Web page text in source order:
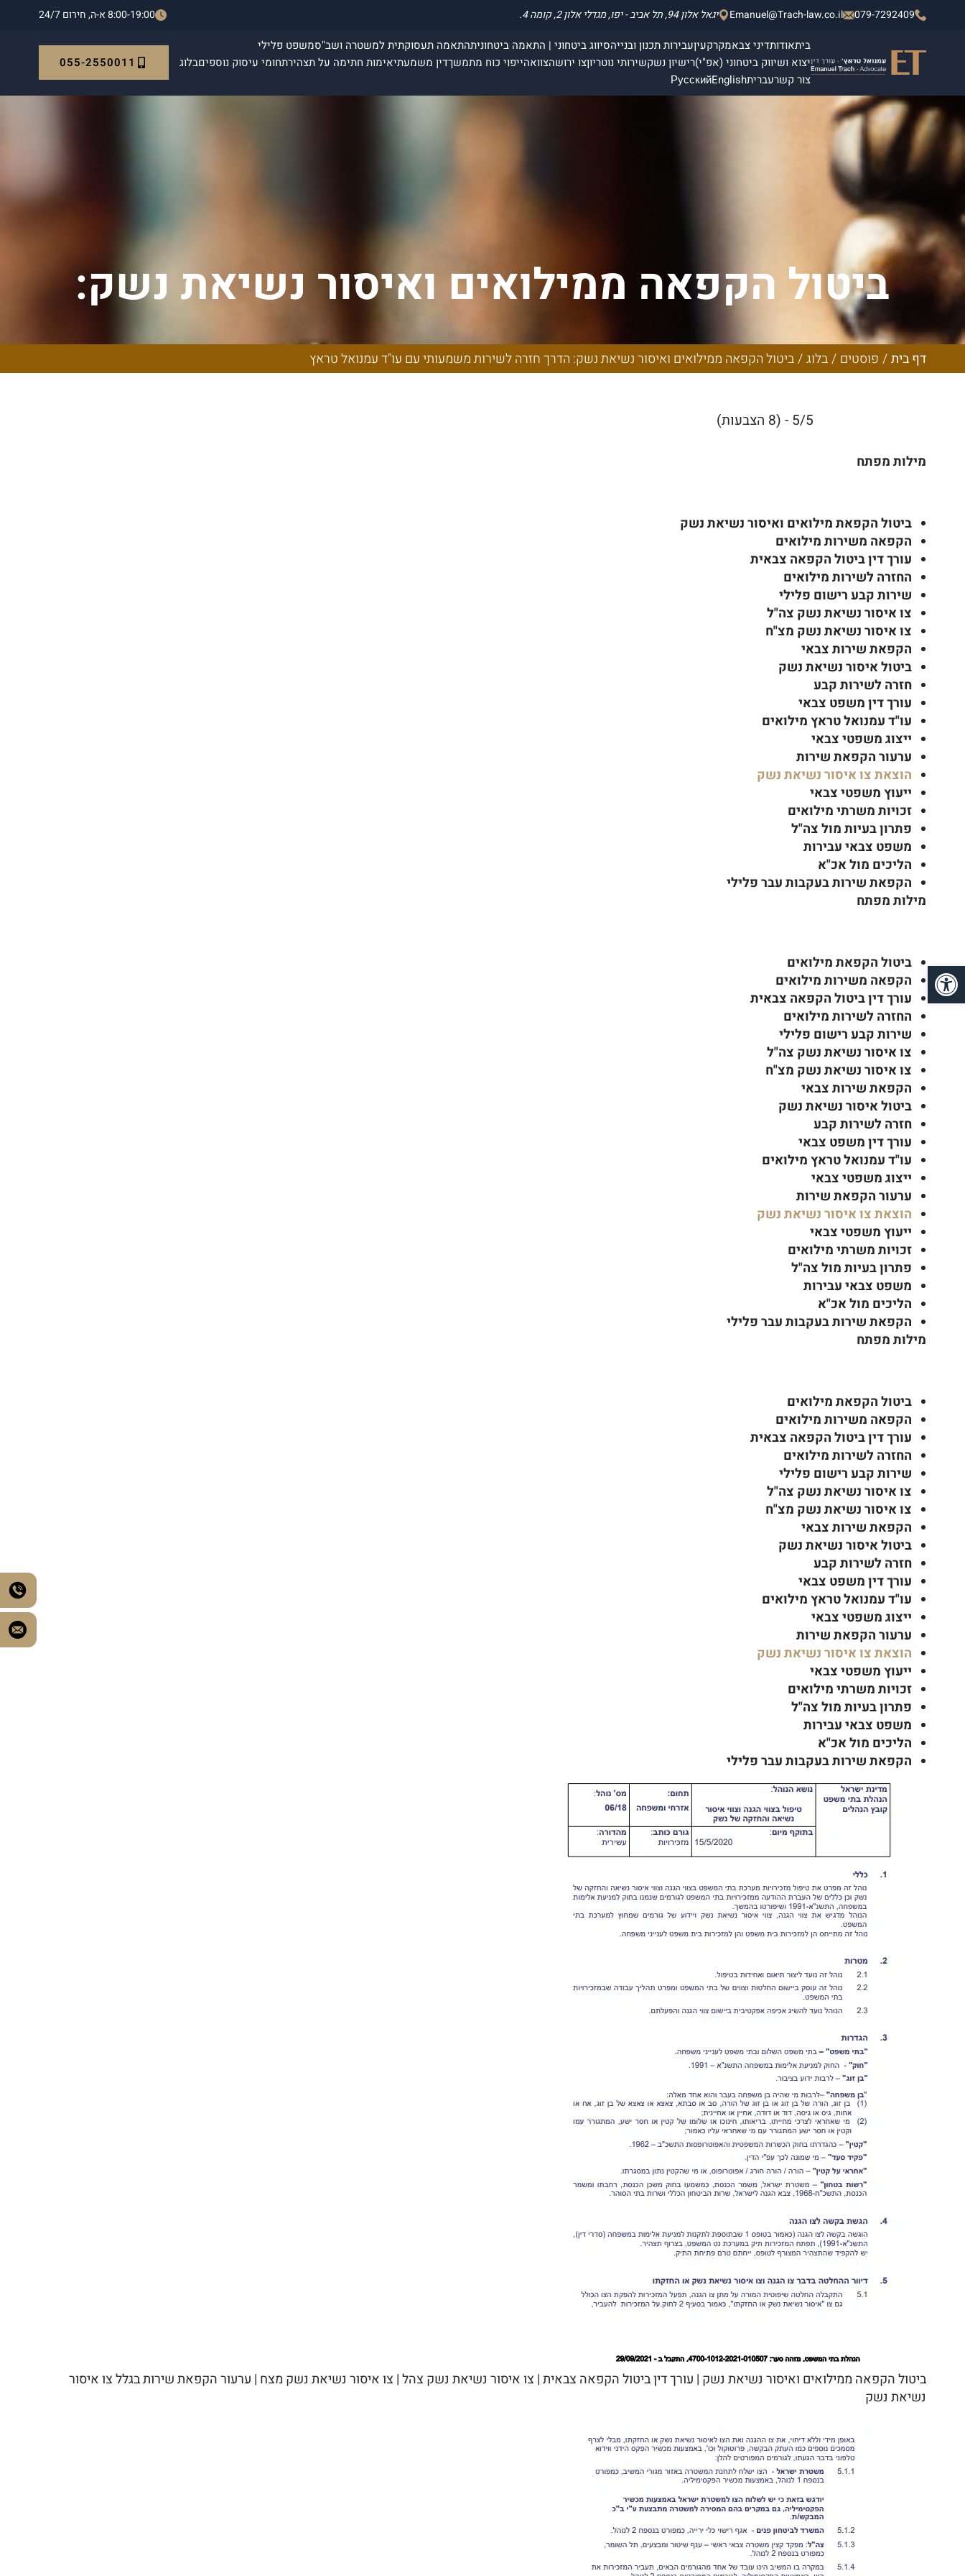
079-7292409
Emanuel@Trach-law.co.il יגאל אלון 94, תל אביב - יפו, מגדלי אלון 2, קומה 4. 8:00-19:00 א-ה, חירום 24/7
ביתאודותדיני צבאמקרקעיןעבירות תכנון ובנייהסיווג ביטחוני | התאמה ביטחוניתהתאמה תעסוקתית למשטרה ושב"סמשפט פלילי
יצוא ושיווק ביטחוני (אפ"י)רישיון נשקשירותי נוטריוןצו ירושהצוואהייפוי כוח מתמשךדין משמעתיאימות חתימה על תצהירתחומי עיסוק נוספיםבלוג
צור קשרעבריתEnglish
Русский
055-2550011
ביטול הקפאה ממילואים ואיסור נשיאת נשק:
הדרך חזרה לשירות משמעותי עם עו"ד עמנואל
טראץ דף בית/ פוסטים /בלוג/ביטול הקפאה ממילואים ואיסור נשיאת נשק: הדרך חזרה לשירות משמעותי עם עו"ד עמנואל טראץ
5/5 - (8 הצבעות)
מילות מפתח
ביטול הקפאת מילואים ואיסור נשיאת נשק
הקפאה משירות מילואים
עורך דין ביטול הקפאה צבאית
החזרה לשירות מילואים
שירות קבע רישום פלילי
צו איסור נשיאת נשק צה"ל
צו איסור נשיאת נשק מצ"ח
הקפאת שירות צבאי
ביטול איסור נשיאת נשק
חזרה לשירות קבע
עורך דין משפט צבאי
עו"ד עמנואל טראץ מילואים
ייצוג משפטי צבאי
ערעור הקפאת שירות
הוצאת צו איסור נשיאת נשק
ייעוץ משפטי צבאי
זכויות משרתי מילואים
פתרון בעיות מול צה"ל
משפט צבאי עבירות
הליכים מול אכ"א
הקפאת שירות בעקבות עבר פלילי
מילות מפתח
ביטול הקפאת מילואים
הקפאה משירות מילואים
עורך דין ביטול הקפאה צבאית
החזרה לשירות מילואים
שירות קבע רישום פלילי
צו איסור נשיאת נשק צה"ל
צו איסור נשיאת נשק מצ"ח
הקפאת שירות צבאי
ביטול איסור נשיאת נשק
חזרה לשירות קבע
עורך דין משפט צבאי
עו"ד עמנואל טראץ מילואים
ייצוג משפטי צבאי
ערעור הקפאת שירות
הוצאת צו איסור נשיאת נשק
ייעוץ משפטי צבאי
זכויות משרתי מילואים
פתרון בעיות מול צה"ל
משפט צבאי עבירות
הליכים מול אכ"א
הקפאת שירות בעקבות עבר פלילי
מילות מפתח
ביטול הקפאת מילואים
הקפאה משירות מילואים
עורך דין ביטול הקפאה צבאית
החזרה לשירות מילואים
שירות קבע רישום פלילי
צו איסור נשיאת נשק צה"ל
צו איסור נשיאת נשק מצ"ח
הקפאת שירות צבאי
ביטול איסור נשיאת נשק
חזרה לשירות קבע
עורך דין משפט צבאי
עו"ד עמנואל טראץ מילואים
ייצוג משפטי צבאי
ערעור הקפאת שירות
הוצאת צו איסור נשיאת נשק
ייעוץ משפטי צבאי
זכויות משרתי מילואים
פתרון בעיות מול צה"ל
משפט צבאי עבירות
הליכים מול אכ"א
הקפאת שירות בעקבות עבר פלילי
ביטול הקפאה ממילואים ואיסור נשיאת נשק | עורך דין ביטול הקפאה צבאית | צו איסור נשיאת נשק צהל | צו איסור נשיאת נשק מצח | ערעור הקפאת שירות בגלל צו איסור
נשיאת נשק
פתח סרגל נגישות